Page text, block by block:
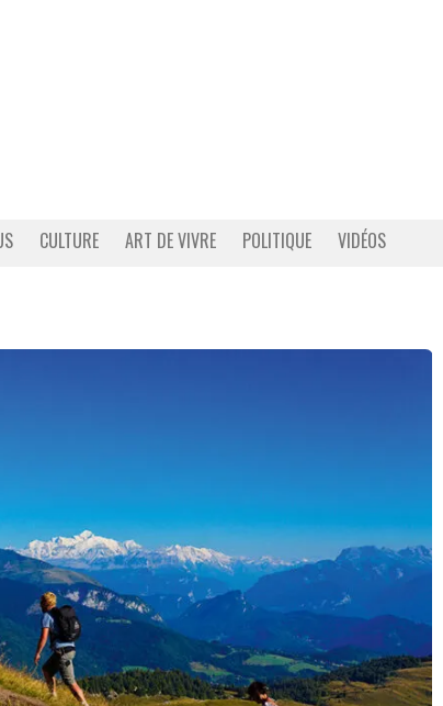
CULTURE ART DE VIVRE POLITIQUE VIDÉOS